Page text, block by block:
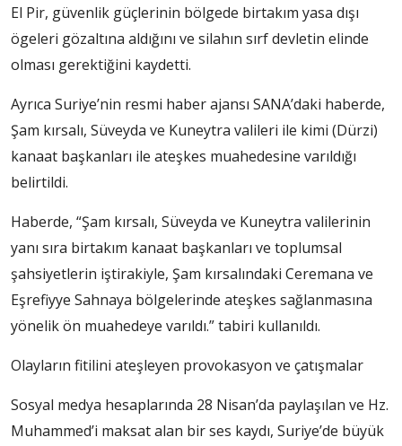
El Pir, güvenlik güçlerinin bölgede birtakım yasa dışı
ögeleri gözaltına aldığını ve silahın sırf devletin elinde
olması gerektiğini kaydetti.
Ayrıca Suriye’nin resmi haber ajansı SANA’daki haberde,
Şam kırsalı, Süveyda ve Kuneytra valileri ile kimi (Dürzi)
kanaat başkanları ile ateşkes muahedesine varıldığı
belirtildi.
Haberde, “Şam kırsalı, Süveyda ve Kuneytra valilerinin
yanı sıra birtakım kanaat başkanları ve toplumsal
şahsiyetlerin iştirakiyle, Şam kırsalındaki Ceremana ve
Eşrefiyye Sahnaya bölgelerinde ateşkes sağlanmasına
yönelik ön muahedeye varıldı.” tabiri kullanıldı.
Olayların fitilini ateşleyen provokasyon ve çatışmalar
Sosyal medya hesaplarında 28 Nisan’da paylaşılan ve Hz.
Muhammed’i maksat alan bir ses kaydı, Suriye’de büyük